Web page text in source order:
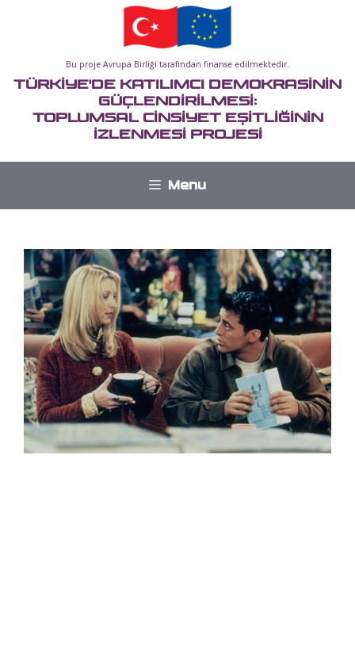
Bu proje Avrupa Birliği tarafından finanse edilmektedir.
TÜRKİYE'DE KATILIMCI DEMOKRASİNİN
GÜÇLENDİRİLMESİ:
TOPLUMSAL CİNSİYET EŞİTLİĞİNİN
İZLENMESİ PROJESİ
Menu